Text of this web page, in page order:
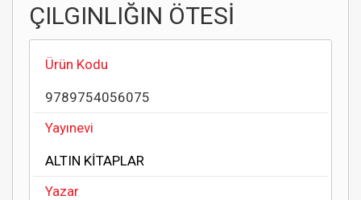
ÇILGINLIĞIN ÖTESİ
Ürün Kodu
9789754056075
Yayınevi
ALTIN KİTAPLAR
Yazar